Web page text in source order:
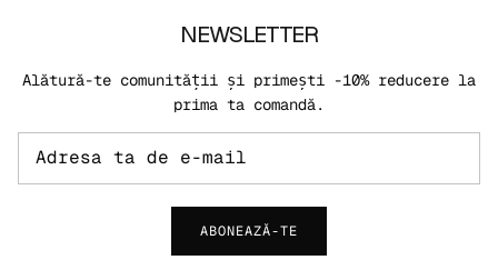
NEWSLETTER
Alătură-te comunității și primești -10% reducere la
prima ta comandă.
ABONEAZĂ-TE